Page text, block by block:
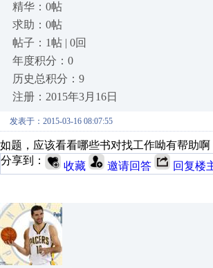
精华：0帖
求助：0帖
帖子：1帖 | 0回
年度积分：0
历史总积分：9
注册：2015年3月16日
发表于：2015-03-16 08:07:55
如题，应该看看哪些书对找工作呦有帮助
分享到：
收藏 邀请回答 回复楼